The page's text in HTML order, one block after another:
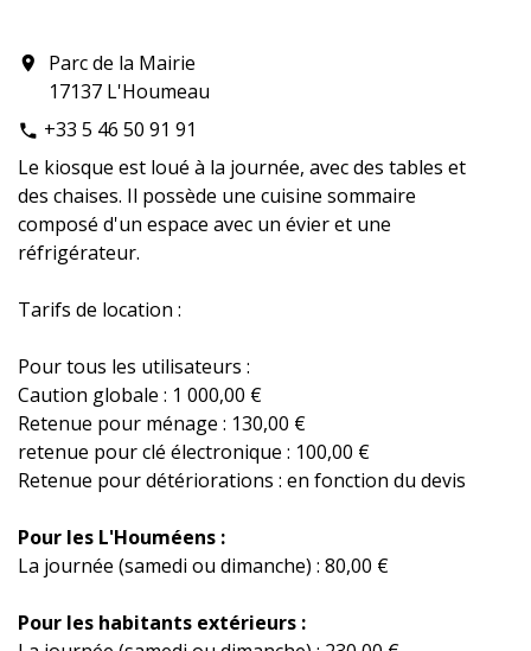
location_on
Parc de la Mairie
17137 L'Houmeau
phone +33 5 46 50 91 91
Le kiosque est loué à la journée, avec des tables et
des chaises. Il possède une cuisine sommaire
composé d'un espace avec un évier et une
réfrigérateur.
Tarifs de location :
Pour tous les utilisateurs :
Caution globale : 1 000,00 €
Retenue pour ménage : 130,00 €
retenue pour clé électronique : 100,00 €
Retenue pour détériorations : en fonction du devis
Pour les L'Houméens :
La journée (samedi ou dimanche) : 80,00 €
Pour les habitants extérieurs :